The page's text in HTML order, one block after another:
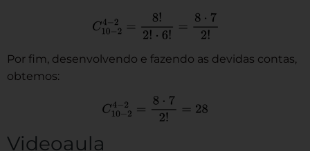
Por fim, desenvolvendo e fazendo as devidas contas,
obtemos:
Videoaula